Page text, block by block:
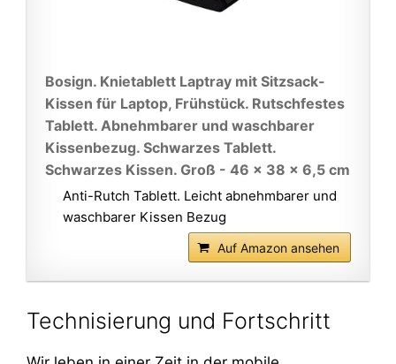
Bosign. Knietablett Laptray mit Sitzsack-
Kissen für Laptop, Frühstück. Rutschfestes
Tablett. Abnehmbarer und waschbarer
Kissenbezug. Schwarzes Tablett.
Schwarzes Kissen. Groß - 46 x 38 x 6,5 cm
Anti-Rutch Tablett. Leicht abnehmbarer und
waschbarer Kissen Bezug
Auf Amazon ansehen
Technisierung und Fortschritt